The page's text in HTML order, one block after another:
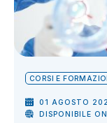
CORSI E
01 AGOSTO
DISPONIBILE